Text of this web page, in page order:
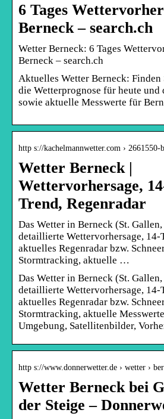
6 Tages
Berneck – search.ch
Wetter Berneck: 6 Tages
Berneck – search.ch
Aktuelles Wetter Berneck: Finden
die Wetterprognose für heute und
sowie aktuelle Messwerte für
http s://kachelmannwetter.com › 2661550-
Wetter Berneck |
Wettervorhersage,
Trend, Regenradar
Das Wetter in Berneck (St.
detaillierte Wettervorhersage, 14-
aktuelles Regenradar bzw.
Stormtracking, aktuelle …
Das Wetter in Berneck (St.
detaillierte Wettervorhersage, 14-
aktuelles Regenradar bzw.
Stormtracking, aktuelle
Umgebung, Satellitenbilder,
http s://www.donnerwetter.de › wetter ›
Wetter Berneck bei
der Steige –